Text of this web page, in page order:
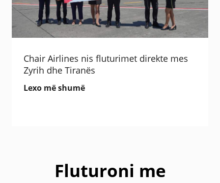
Chair Airlines nis fluturimet direkte mes
Zyrih dhe Tiranës
Lexo më shumë
Fluturoni me